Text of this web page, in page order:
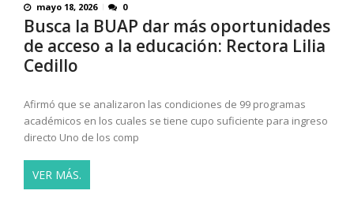
mayo 18, 2026 0
Busca la BUAP dar más oportunidades
de acceso a la educación: Rectora Lilia
Cedillo
Afirmó que se analizaron las condiciones de 99 programas
académicos en los cuales se tiene cupo suficiente para ingreso
directo Uno de los comp
VER MÁS.